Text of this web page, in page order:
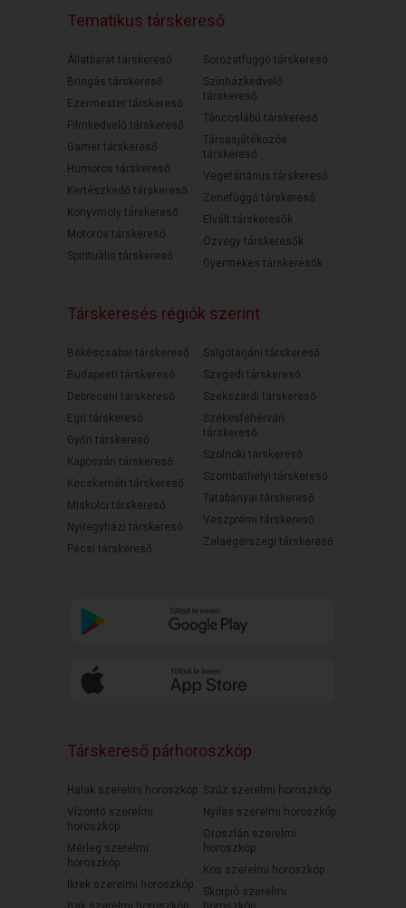
Tematikus társkereső
Állatbarát társkereső
Bringás társkereső
Ezermester társkereső
Filmkedvelő társkereső
Gamer társkereső
Humoros társkereső
Kertészkedő társkereső
Könyvmoly társkereső
Motoros társkereső
Spirituális társkereső
Sorozatfüggő társkereső
Színházkedvelő
társkereső
Táncoslábú társkereső
Társasjátékozós
társkereső
Vegetáriánus társkereső
Zenefüggő társkereső
Elvált társkeresők
Özvegy társkeresők
Gyermekes társkeresők
Társkeresés régiók szerint
Békéscsabai társkereső
Budapesti társkereső
Debreceni társkereső
Egri társkereső
Győri társkereső
Kaposvári társkereső
Kecskeméti társkereső
Miskolci társkereső
Nyíregyházi társkereső
Pécsi társkereső
Salgótarjáni társkereső
Szegedi társkereső
Szekszárdi társkereső
Székesfehérvári
társkereső
Szolnoki társkereső
Szombathelyi társkereső
Tatabányai társkereső
Veszprémi társkereső
Zalaegerszegi társkereső
Társkereső párhoroszkóp
Halak szerelmi horoszkóp
Vízöntő szerelmi
horoszkóp
Mérleg szerelmi
horoszkóp
Ikrek szerelmi horoszkóp
Szűz szerelmi horoszkóp
Nyilas szerelmi horoszkóp
Oroszlán szerelmi
horoszkóp
Kos szerelmi horoszkóp
Skorpió szerelmi